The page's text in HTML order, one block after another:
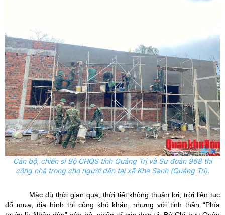
Cán bộ, chiến sĩ Bộ CHQS tỉnh Quảng Trị và Sư đoàn 968 thi
công nhà trong cho người dân tại xã Khe Sanh (Quảng Trị).
Mặc dù thời gian qua, thời tiết không thuận lợi, trời liên tục
đổ mưa, địa hình thi công khó khăn, nhưng với tinh thần “Phía